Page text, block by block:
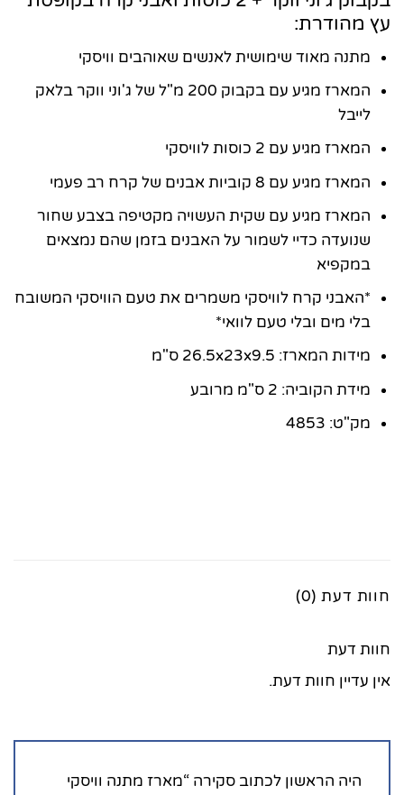
עץ מהודרת:
מתנה מאוד שימושית לאנשים שאוהבים וויסקי
המארז מגיע עם בקבוק 200 מ"ל של ג'וני ווקר בלאק
לייבל
המארז מגיע עם 2 כוסות לוויסקי
המארז מגיע עם 8 קוביות אבנים של קרח רב פעמי
המארז מגיע עם שקית העשויה מקטיפה בצבע שחור
שנועדה כדיי לשמור על האבנים בזמן שהם נמצאים
במקפיא
*האבני קרח לוויסקי משמרים את טעם הוויסקי המשובח
בלי מים ובלי טעם לוואי*
מידות המארז: 26.5x23x9.5 ס"מ
מידת הקוביה: 2 ס"מ מרובע
מק"ט: 4853
חוות דעת (0)
חוות דעת
אין עדיין חוות דעת.
היה הראשון לכתוב סקירה “מארז מתנה וויסקי